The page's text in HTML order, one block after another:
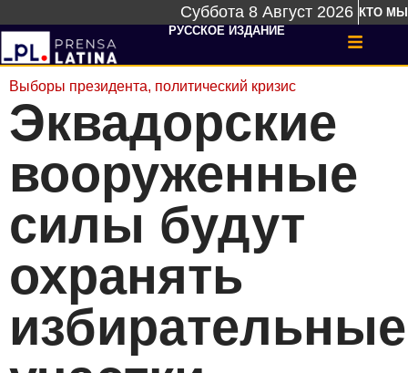
Суббота 8 Август 2026 КТО МЫ
РУССКОЕ ИЗДАНИЕ
Выборы президента, политический кризис
Эквадорские
вооруженные
силы будут
охранять
избирательные